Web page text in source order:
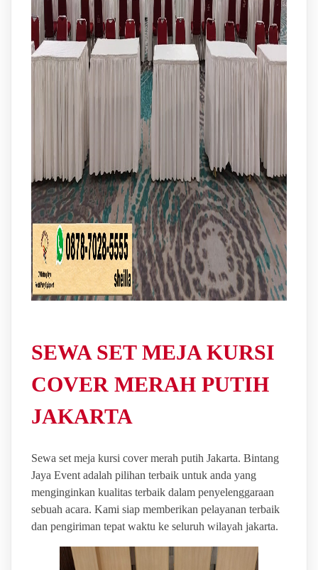
SEWA SET MEJA KURSI
COVER MERAH PUTIH
JAKARTA
Sewa set meja kursi cover merah putih Jakarta. Bintang
Jaya Event adalah pilihan terbaik untuk anda yang
menginginkan kualitas terbaik dalam penyelenggaraan
sebuah acara. Kami siap memberikan pelayanan terbaik
dan pengiriman tepat waktu ke seluruh wilayah jakarta.